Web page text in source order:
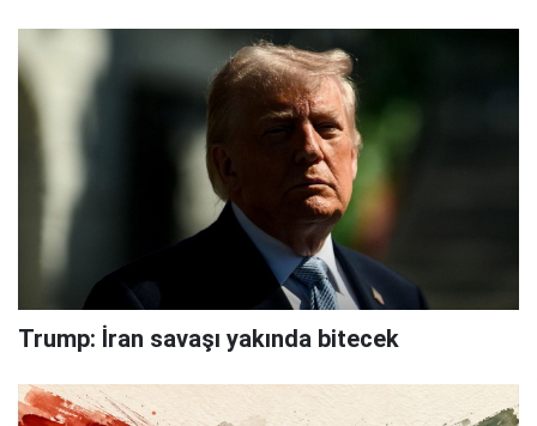
Trump: İran savaşı yakında bitecek